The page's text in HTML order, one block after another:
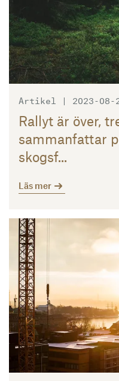
Artikel | 2023-08-
Rallyt är över,
sammanfattar
skogsf...
Läs mer
Läs mer